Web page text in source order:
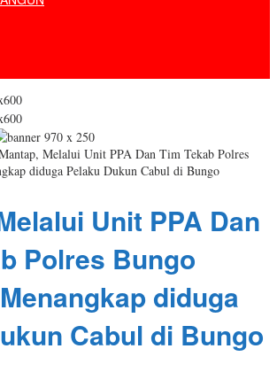
Melalui Unit PPA Dan Tim Tekab Polres
diduga Pelaku Dukun Cabul di Bungo
Unit PPA Dan
Polres Bungo
diduga
Cabul di Bungo